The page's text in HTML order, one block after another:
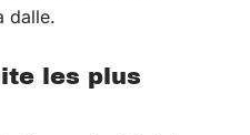
dalle.
les plus